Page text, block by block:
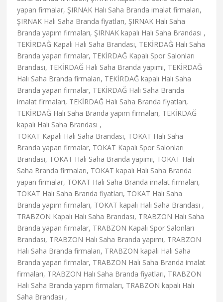
yapan firmalar, ŞIRNAK Halı Saha Branda imalat firmaları,
ŞIRNAK Halı Saha Branda fiyatları, ŞIRNAK Halı Saha
Branda yapım firmaları, ŞIRNAK kapalı Halı Saha Brandası ,
TEKİRDAĞ Kapalı Halı Saha Brandası, TEKİRDAĞ Halı Saha
Branda yapan firmalar, TEKİRDAĞ Kapalı Spor Salonları
Brandası, TEKİRDAĞ Halı Saha Branda yapımı, TEKİRDAĞ
Halı Saha Branda firmaları, TEKİRDAĞ kapalı Halı Saha
Branda yapan firmalar, TEKİRDAĞ Halı Saha Branda
imalat firmaları, TEKİRDAĞ Halı Saha Branda fiyatları,
TEKİRDAĞ Halı Saha Branda yapım firmaları, TEKİRDAĞ
kapalı Halı Saha Brandası ,
TOKAT Kapalı Halı Saha Brandası, TOKAT Halı Saha
Branda yapan firmalar, TOKAT Kapalı Spor Salonları
Brandası, TOKAT Halı Saha Branda yapımı, TOKAT Halı
Saha Branda firmaları, TOKAT kapalı Halı Saha Branda
yapan firmalar, TOKAT Halı Saha Branda imalat firmaları,
TOKAT Halı Saha Branda fiyatları, TOKAT Halı Saha
Branda yapım firmaları, TOKAT kapalı Halı Saha Brandası ,
TRABZON Kapalı Halı Saha Brandası, TRABZON Halı Saha
Branda yapan firmalar, TRABZON Kapalı Spor Salonları
Brandası, TRABZON Halı Saha Branda yapımı, TRABZON
Halı Saha Branda firmaları, TRABZON kapalı Halı Saha
Branda yapan firmalar, TRABZON Halı Saha Branda imalat
firmaları, TRABZON Halı Saha Branda fiyatları, TRABZON
Halı Saha Branda yapım firmaları, TRABZON kapalı Halı
Saha Brandası ,